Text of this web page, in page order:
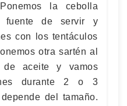
la cebolla
fuente de servir y
con los tentáculos
otra sartén al
aceite y vamos
durante 2 o 3
del tamaño.